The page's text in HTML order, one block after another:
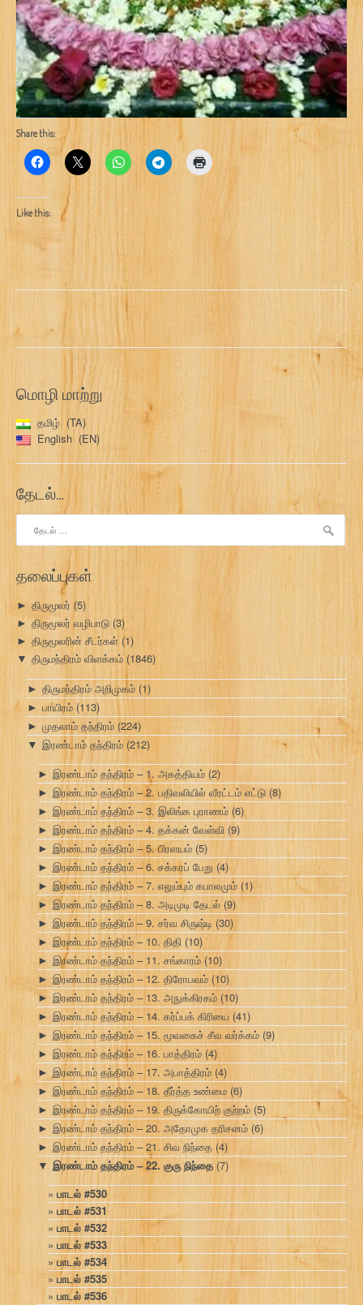
Share this:
Like this:
மொழி மாற்று
தமிழ்
TA
English
EN
தேடல்…
தேடு:
தலைப்புகள்
► திருமூலர் (5)
► திருமூலர் வழிபாடு (3)
► திருமூலரின் சீடர்கள் (1)
▼ திருமந்திரம் விளக்கம் (1846)
► திருமந்திரம் அறிமுகம் (1)
► பாயிரம் (113)
► முதலாம் தந்திரம் (224)
▼ இரண்டாம் தந்திரம் (212)
► இரண்டாம் தந்திரம் – 1. அகத்தியம் (2)
► இரண்டாம் தந்திரம் – 2. பதிவலியில் வீரட்டம் எட்டு (8)
► இரண்டாம் தந்திரம் – 3. இலிங்க புராணம் (6)
► இரண்டாம் தந்திரம் – 4. தக்கன் வேள்வி (9)
► இரண்டாம் தந்திரம் – 5. பிரளயம் (5)
► இரண்டாம் தந்திரம் – 6. சக்கரப் பேறு (4)
► இரண்டாம் தந்திரம் – 7. எலும்பும் கபாலமும் (1)
► இரண்டாம் தந்திரம் – 8. அடிமுடி தேடல் (9)
► இரண்டாம் தந்திரம் – 9. சர்வ சிருஷ்டி (30)
► இரண்டாம் தந்திரம் – 10. திதி (10)
► இரண்டாம் தந்திரம் – 11. சங்காரம் (10)
► இரண்டாம் தந்திரம் – 12. திரோபவம் (10)
► இரண்டாம் தந்திரம் – 13. அநுக்கிரகம் (10)
► இரண்டாம் தந்திரம் – 14. கர்ப்பக் கிரியை (41)
► இரண்டாம் தந்திரம் – 15. மூவகைச் சீவ வர்க்கம் (9)
► இரண்டாம் தந்திரம் – 16. பாத்திரம் (4)
► இரண்டாம் தந்திரம் – 17. அபாத்திரம் (4)
► இரண்டாம் தந்திரம் – 18. தீர்த்த உண்மை (6)
► இரண்டாம் தந்திரம் – 19. திருக்கோயிற் குற்றம் (5)
► இரண்டாம் தந்திரம் – 20. அதோமுக தரிசனம் (6)
► இரண்டாம் தந்திரம் – 21. சிவ நிந்தை (4)
▼ இரண்டாம் தந்திரம் – 22. குரு நிந்தை (7)
பாடல் #530
பாடல் #531
பாடல் #532
பாடல் #533
பாடல் #534
பாடல் #535
பாடல் #536